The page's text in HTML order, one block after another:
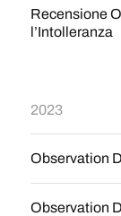
Recensione
l’Intolleranza
2023
Observation
Observation